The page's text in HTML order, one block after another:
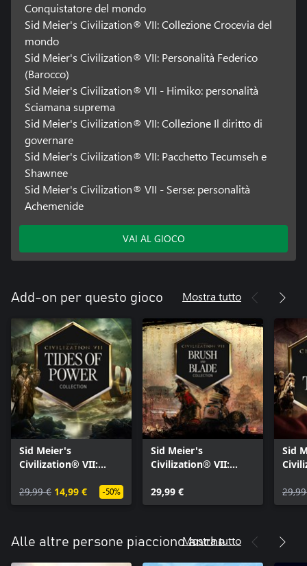
Conquistatore del mondo
Sid Meier's Civilization® VII: Collezione Crocevia del
mondo
Sid Meier's Civilization® VII: Personalità Federico
(Barocco)
Sid Meier's Civilization® VII - Himiko: personalità
Sciamana suprema
Sid Meier's Civilization® VII: Collezione Il diritto di
governare
Sid Meier's Civilization® VII: Pacchetto Tecumseh e
Shawnee
Sid Meier's Civilization® VII - Serse: personalità
Achemenide
VAI AL GIOCO
Add-on per questo gioco Mostra tutto
Sid Meier's
Civilization® VII:
del potere
29,99 € 14,99 € -50%
Sid Meier's
Civilization® VII:
lama
29,99 €
Sid
Alle altre persone piacciono anche
Mostra tutto